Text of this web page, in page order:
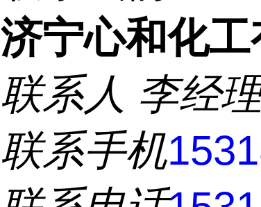
济宁心和化工
联系人 李经
联系手机